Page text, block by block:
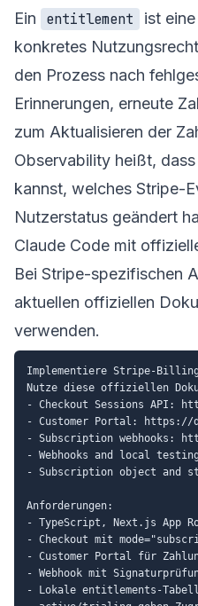
Ein
entitlement
ist
konkretes
den Prozess nach
Erinnerungen, erneute
zum Aktualisieren der
Observability heißt,
kannst, welches Stripe-
Nutzerstatus geändert
Claude Code mit
Bei Stripe-spezifischen
aktuellen offiziellen
verwenden.
Implementiere Stripe-
Nutze diese offiziellen
- Checkout Sessions API:
- Customer Portal: https://
- Subscription webhooks:
- Webhooks and local
- Subscription object and
Anforderungen:
- TypeScript, Next.js App
- Checkout mit
- Customer Portal für
- Webhook mit
- Lokale entitlements-